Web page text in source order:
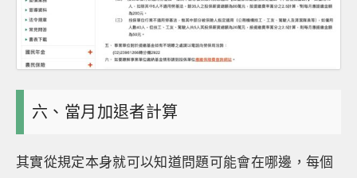
六、當月加退者計算
其實從規定本身就可以知道問題可能會在哪邊，每個